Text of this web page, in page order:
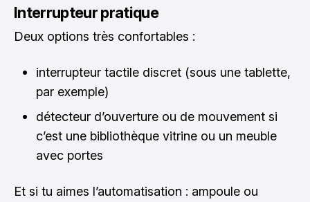
Interrupteur pratique
Deux options très confortables :
interrupteur tactile discret (sous une tablette,
par exemple)
détecteur d’ouverture ou de mouvement si
c’est une bibliothèque vitrine ou un meuble
avec portes
Et si tu aimes l’automatisation : ampoule ou